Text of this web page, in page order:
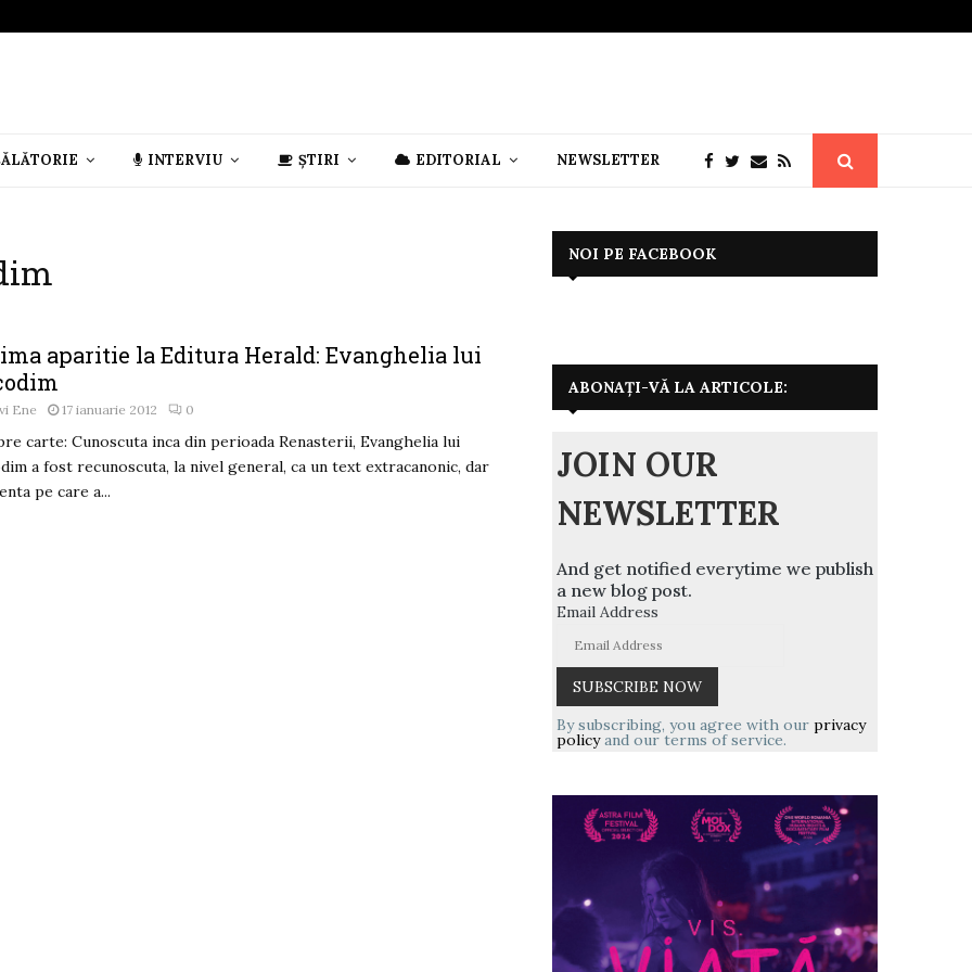
INTERVIU ȘTIRI EDITORIAL NEWSLETTER
aparitie la Editura Herald: Evanghelia lui
Ene 17 ianuarie 2012 0
carte: Cunoscuta inca din perioada Renasterii, Evanghelia lui
a fost recunoscuta, la nivel general, ca un text extracanonic, dar
pe care a...
NOI PE FACEBOOK
ABONAȚI-VĂ LA ARTICOLE:
JOIN OUR
NEWSLETTER
And get notified everytime we publish
a new blog post.
Email Address
By subscribing, you agree with our privacy
policyand our terms of service.